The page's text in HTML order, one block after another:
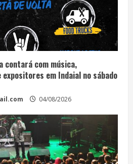
contará com música,
em Indaial no sábado
04/08/2026